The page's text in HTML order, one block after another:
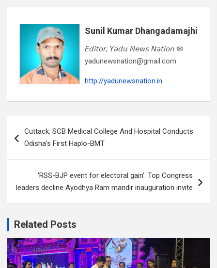
Sunil Kumar Dhangadamajhi
𝘌𝘥𝘪𝘵𝘰𝘳, 𝘠𝘢𝘥𝘶 𝘕𝘦𝘸𝘴 𝘕𝘢𝘵𝘪𝘰𝘯 ✉
yadunewsnation@gmail.com
http://yadunewsnation.in
navigation
Cuttack: SCB Medical College And Hospital Conducts
Odisha’s First Haplo-BMT
‘RSS-BJP event for electoral gain’: Top Congress
leaders decline Ayodhya Ram mandir inauguration invite
Related Posts